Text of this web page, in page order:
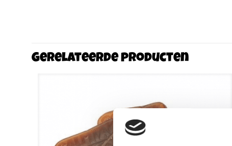
Gerelateerde producten